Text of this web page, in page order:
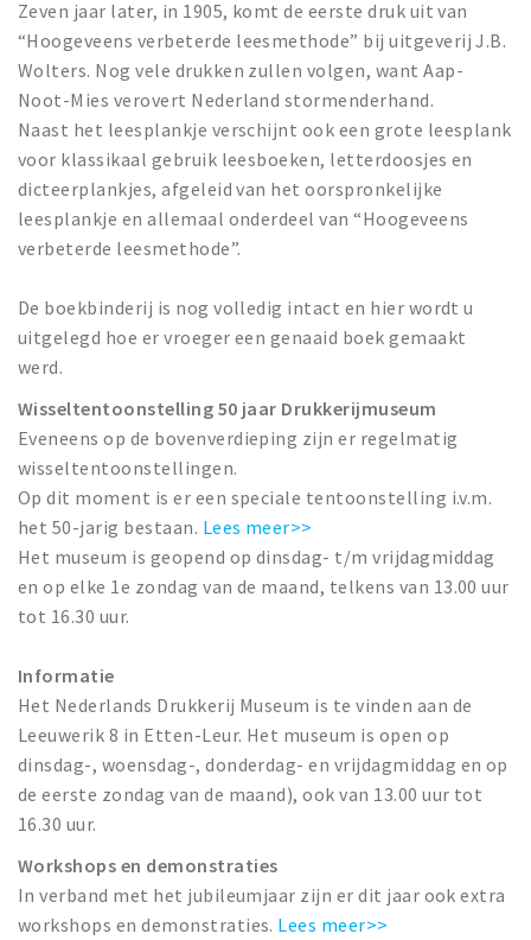
Zeven jaar later, in 1905, komt de eerste druk uit van
“Hoogeveens verbeterde leesmethode” bij uitgeverij J.B.
Wolters. Nog vele drukken zullen volgen, want Aap-
Noot-Mies verovert Nederland stormenderhand.
Naast het leesplankje verschijnt ook een grote leesplank
voor klassikaal gebruik leesboeken, letterdoosjes en
dicteerplankjes, afgeleid van het oorspronkelijke
leesplankje en allemaal onderdeel van “Hoogeveens
verbeterde leesmethode”.
De boekbinderij is nog volledig intact en hier wordt u
uitgelegd hoe er vroeger een genaaid boek gemaakt
werd.
Wisseltentoonstelling 50 jaar Drukkerijmuseum
Eveneens op de bovenverdieping zijn er regelmatig
wisseltentoonstellingen.
Op dit moment is er een speciale tentoonstelling i.v.m.
het 50-jarig bestaan. Lees meer>>
Het museum is geopend op dinsdag- t/m vrijdagmiddag
en op elke 1e zondag van de maand, telkens van 13.00 uur
tot 16.30 uur.
Informatie
Het Nederlands Drukkerij Museum is te vinden aan de
Leeuwerik 8 in Etten-Leur. Het museum is open op
dinsdag-, woensdag-, donderdag- en vrijdagmiddag en op
de eerste zondag van de maand), ook van 13.00 uur tot
16.30 uur.
Workshops en demonstraties
In verband met het jubileumjaar zijn er dit jaar ook extra
workshops en demonstraties. Lees meer>>